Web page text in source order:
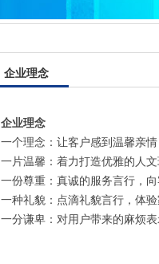
企业理念
企业理念
一个理念：让客户感到温馨亲
一片温馨：着力打造优雅的人
一份尊重：真诚的服务言行，
一种礼貌：点滴礼貌言行，体
一分谦卑：对用户带来的麻烦